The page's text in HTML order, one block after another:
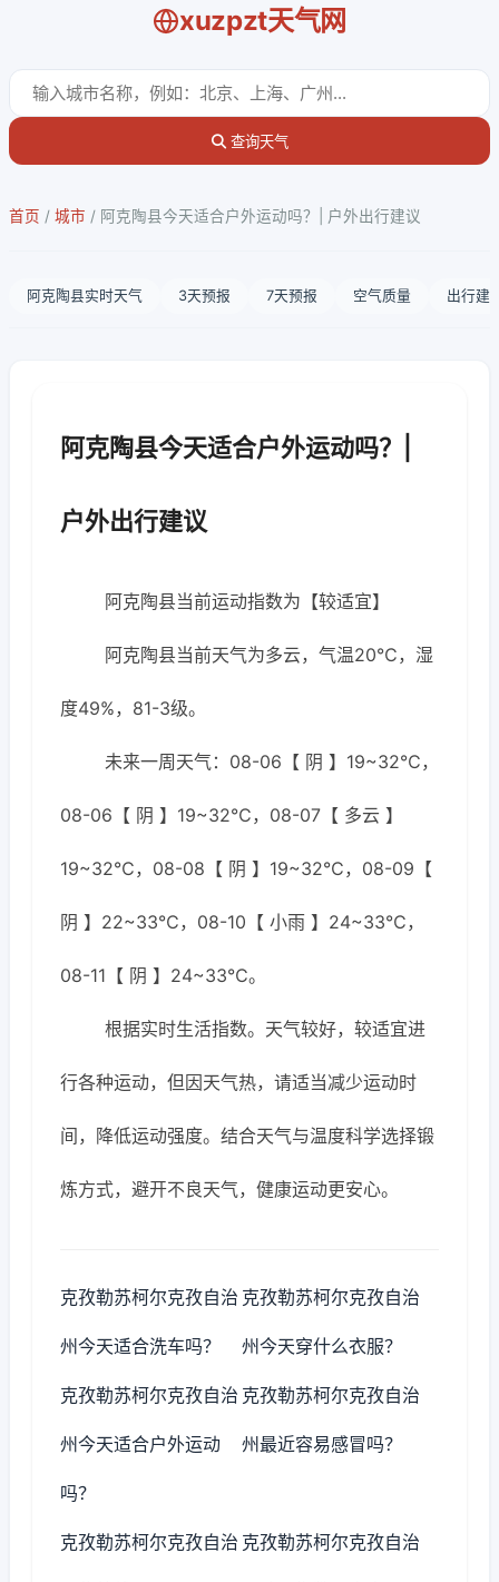
xuzpzt天气网
查询天气
首页 / 城市 / 阿克陶县今天适合户外运动吗？| 户外出行建议
阿克陶县实时天气 3天预报 7天预报 空气质量 出行建
阿克陶县今天适合户外运动吗？|
户外出行建议
阿克陶县当前运动指数为【较适宜】
阿克陶县当前天气为多云，气温20℃，湿
度49%，81-3级。
未来一周天气：08-06【 阴 】19~32℃，
08-06【 阴 】19~32℃，08-07【 多云 】
19~32℃，08-08【 阴 】19~32℃，08-09【
阴 】22~33℃，08-10【 小雨 】24~33℃，
08-11【 阴 】24~33℃。
根据实时生活指数。天气较好，较适宜进
行各种运动，但因天气热，请适当减少运动时
间，降低运动强度。结合天气与温度科学选择锻
炼方式，避开不良天气，健康运动更安心。
克孜勒苏柯尔克孜自治
州今天适合洗车吗？
克孜勒苏柯尔克孜自治
州今天穿什么衣服？
克孜勒苏柯尔克孜自治
州今天适合户外运动
吗？
克孜勒苏柯尔克孜自治
州最近容易感冒吗？
克孜勒苏柯尔克孜自治 克孜勒苏柯尔克孜自治